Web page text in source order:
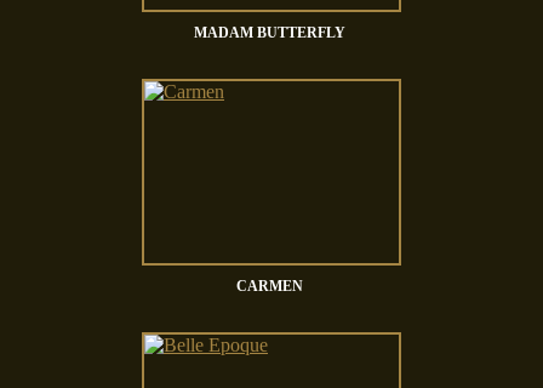
MADAM BUTTERFLY
CARMEN